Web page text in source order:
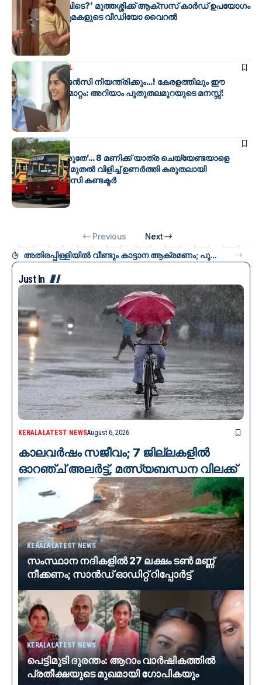
‘താക്കോൽ എവിടെ?’ മുത്തശ്ശിക്ക് ആക്സസ് കാർഡ് ഉപയോഗം
പഠിപ്പിച്ച കൊച്ചുമകളുടെ വീഡിയോ വൈറൽ
KERALA BV SPECIAL
ലോകം ഇനി ജെൻസി നിയന്ത്രിക്കും…! കേരളത്തിലും ഈ
കാര്യങ്ങളിൽ മാറ്റം: അറിയാം പുതുതലമുറയുടെ മനസ്സ്:
NEWSBV SPECIAL
‘ബസ് മിസ്സാകരുതേ’… 8 മണിക്ക് യാത്ര ചെയ്യേണ്ടയാളെ
പുലർച്ചെ 4.38 മുതൽ വിളിച്ച് ഉണർത്തി കരുതലായി
കെഎസ്ആർടിസി കണ്ടക്ടർ
Previous
Next
അതിരപ്പിള്ളിയിൽ വീണ്ടും കാട്ടാന ആക്രമണം; പുളിയിലപ്പാറയിലെ ഏക കടയ്ക്ക് വൻ നാശനഷ്ടം
Just In
KERALALATEST NEWSAugust 6, 2026
കാലവർഷം സജീവം; 7 ജില്ലകളിൽ
ഓറഞ്ച് അലർട്ട്, മത്സ്യബന്ധന വിലക്ക്
KERALALATEST NEWS
സംസ്ഥാന നദികളിൽ 27 ലക്ഷം ടൺ മണ്ണ്
നീക്കണം; സാൻഡ് ഓഡിറ്റ് റിപ്പോർട്ട്
KERALALATEST NEWS
പെട്ടിമുടി ദുരന്തം: ആറാം വാർഷികത്തിൽ
പ്രതീക്ഷയുടെ മുഖമായി ഗോപികയും